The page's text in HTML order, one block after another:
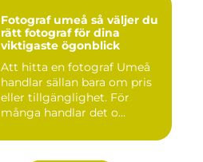
Fotograf umeå så väljer du
rätt fotograf för dina
viktigaste ögonblick
Att hitta en fotograf Umeå
handlar sällan bara om pris
eller tillgänglighet. För
många handlar det o...